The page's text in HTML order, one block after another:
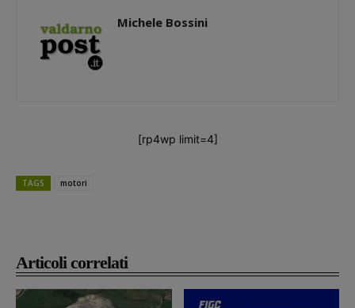
Articoli correlati
Michele Bossini
[rp4wp limit=4]
TAGS motori